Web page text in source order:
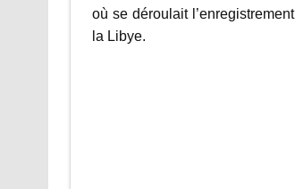
où se déroulait
la Libye.